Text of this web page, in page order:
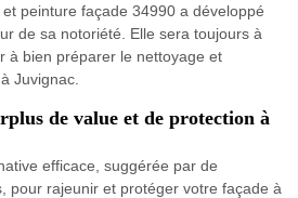
peinture façade 34990 a développé
de sa notoriété. Elle sera toujours à
à bien préparer le nettoyage et
Juvignac.
de value et de protection à
efficace, suggérée par de
pour rajeunir et protéger votre façade à